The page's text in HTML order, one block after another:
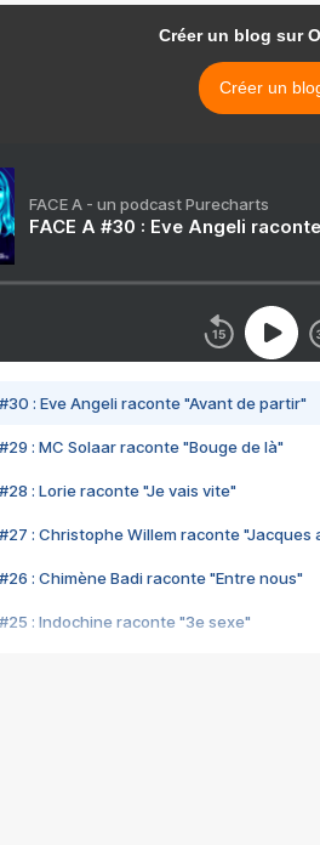
Créer un blog sur
Créer un
FACE A - un podcast Purecharts
FACE A #30 : Eve Angeli
#30 : Eve Angeli raconte "Avant de partir"
#29 : MC Solaar raconte "Bouge de là"
#28 : Lorie raconte "Je vais vite"
#27 : Christophe Willem raconte "Jacques
#26 : Chimène Badi raconte "Entre nous"
#25 : Indochine raconte "3e sexe"